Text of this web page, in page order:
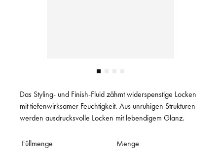
Das Styling- und Finish-Fluid zähmt widerspenstige Locken
mit tiefenwirksamer Feuchtigkeit. Aus unruhigen Strukturen
werden ausdrucksvolle Locken mit lebendigem Glanz.
Füllmenge Menge